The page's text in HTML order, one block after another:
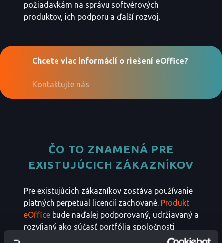
požiadavkám na správu softvérových
produktov, ich podporu a ďalší rozvoj.
Chcete viac informácií o riešení eOffice?
Kontaktujte nás
ČO TO ZNAMENÁ PRE
EXISTUJÚCICH ZÁKAZNÍKOV
Pre existujúcich zákazníkov zostáva používanie
platných perpetual licencií zachované. Produkt
eOfficebude naďalej podporovaný, udržiavaný a
rozvíjaný ako súčasť portfólia spoločnosti